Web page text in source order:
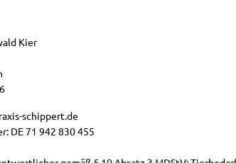
Kier
schippert.de
DE 71 942 830 455